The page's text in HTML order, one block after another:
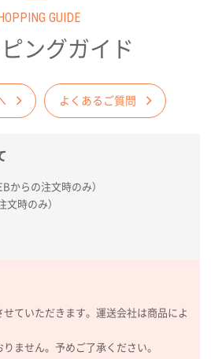
GUIDE
ングガイド
よくあるご質問
からの注文時のみ）
文時のみ）
ていただきます。運送会社は商品によ
ません。予めご了承ください。